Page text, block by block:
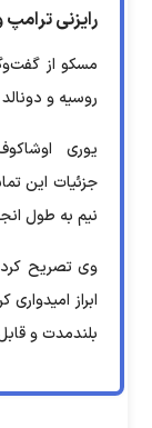
رایزنی ترامپ
مسکو از
روسیه و
یوری
جزئیات این
نیم به طول
وی تصریح
ابراز
بلندمدت و